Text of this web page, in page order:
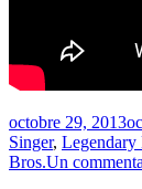
Publié
le
octobre 29, 2013
Singer, Legendary
Bros.Un